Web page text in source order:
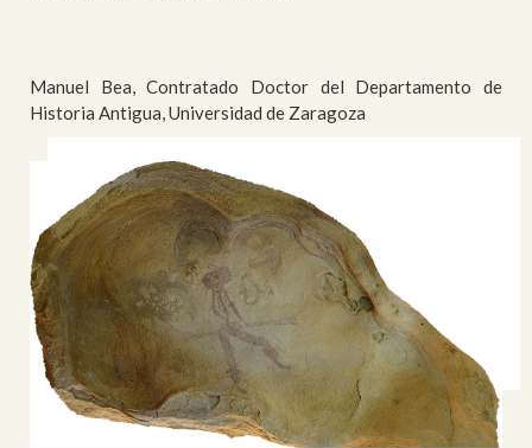
Manuel Bea, Contratado Doctor del Departamento de
Historia Antigua, Universidad de Zaragoza